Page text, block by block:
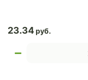
23.34